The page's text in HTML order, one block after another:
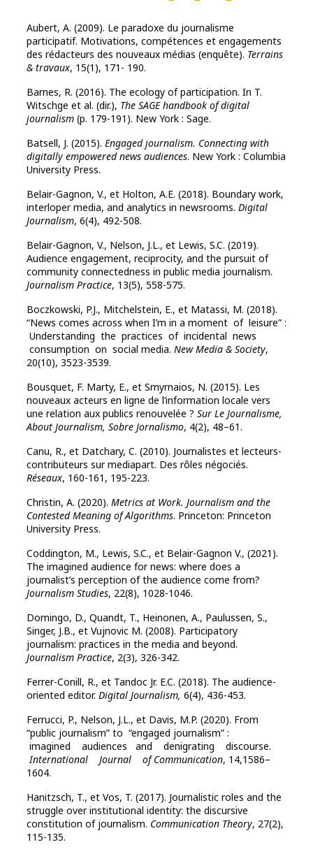
Aubert, A. (2009). Le paradoxe du journalisme
participatif. Motivations, compétences et engagements
des rédacteurs des nouveaux médias (enquête). Terrains
& travaux, 15(1), 171- 190.
Barnes, R. (2016). The ecology of participation. In T.
Witschge et al. (dir.), The SAGE handbook of digital
journalism (p. 179-191). New York : Sage.
Batsell, J. (2015). Engaged journalism. Connecting with
digitally empowered news audiences. New York : Columbia
University Press.
Belair-Gagnon, V., et Holton, A.E. (2018). Boundary work,
interloper media, and analytics in newsrooms. Digital
Journalism, 6(4), 492-508.
Belair-Gagnon, V., Nelson, J.L., et Lewis, S.C. (2019).
Audience engagement, reciprocity, and the pursuit of
community connectedness in public media journalism.
Journalism Practice, 13(5), 558-575.
Boczkowski, P.J., Mitchelstein, E., et Matassi, M. (2018).
“News comes across when I’m in a moment of leisure” :
Understanding the practices of incidental news
consumption on social media. New Media & Society,
20(10), 3523-3539.
Bousquet, F. Marty, E., et Smyrnaios, N. (2015). Les
nouveaux acteurs en ligne de l’information locale vers
une relation aux publics renouvelée ? Sur Le Journalisme,
About Journalism, Sobre Jornalismo, 4(2), 48–61.
Canu, R., et Datchary, C. (2010). Journalistes et lecteurs-
contributeurs sur mediapart. Des rôles négociés.
Réseaux, 160-161, 195-223.
Christin, A. (2020). Metrics at Work. Journalism and the
Contested Meaning of Algorithms. Princeton: Princeton
University Press.
Coddington, M., Lewis, S.C., et Belair-Gagnon V., (2021).
The imagined audience for news: where does a
journalist’s perception of the audience come from?
Journalism Studies, 22(8), 1028-1046.
Domingo, D., Quandt, T., Heinonen, A., Paulussen, S.,
Singer, J.B., et Vujnovic M. (2008). Participatory
journalism: practices in the media and beyond.
Journalism Practice, 2(3), 326-342.
Ferrer-Conill, R., et Tandoc Jr. E.C. (2018). The audience-
oriented editor. Digital Journalism, 6(4), 436-453.
Ferrucci, P., Nelson, J.L., et Davis, M.P. (2020). From
“public journalism” to “engaged journalism” :
imagined audiences and denigrating discourse.
International Journal of Communication, 14,1586–
1604.
Hanitzsch, T., et Vos, T. (2017). Journalistic roles and the
struggle over institutional identity: the discursive
constitution of journalism. Communication Theory, 27(2),
115-135.